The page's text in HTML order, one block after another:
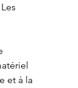
et à la